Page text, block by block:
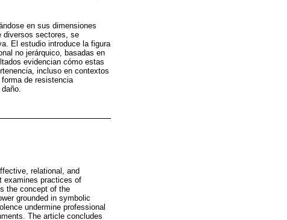
en sus dimensiones
diversos sectores, se
El estudio introduce la figura
no jerárquico, basadas en
evidencian cómo estas
incluso en contextos
de resistencia
relational, and
examines practices of
the concept of the
grounded in symbolic
undermine professional
The article concludes